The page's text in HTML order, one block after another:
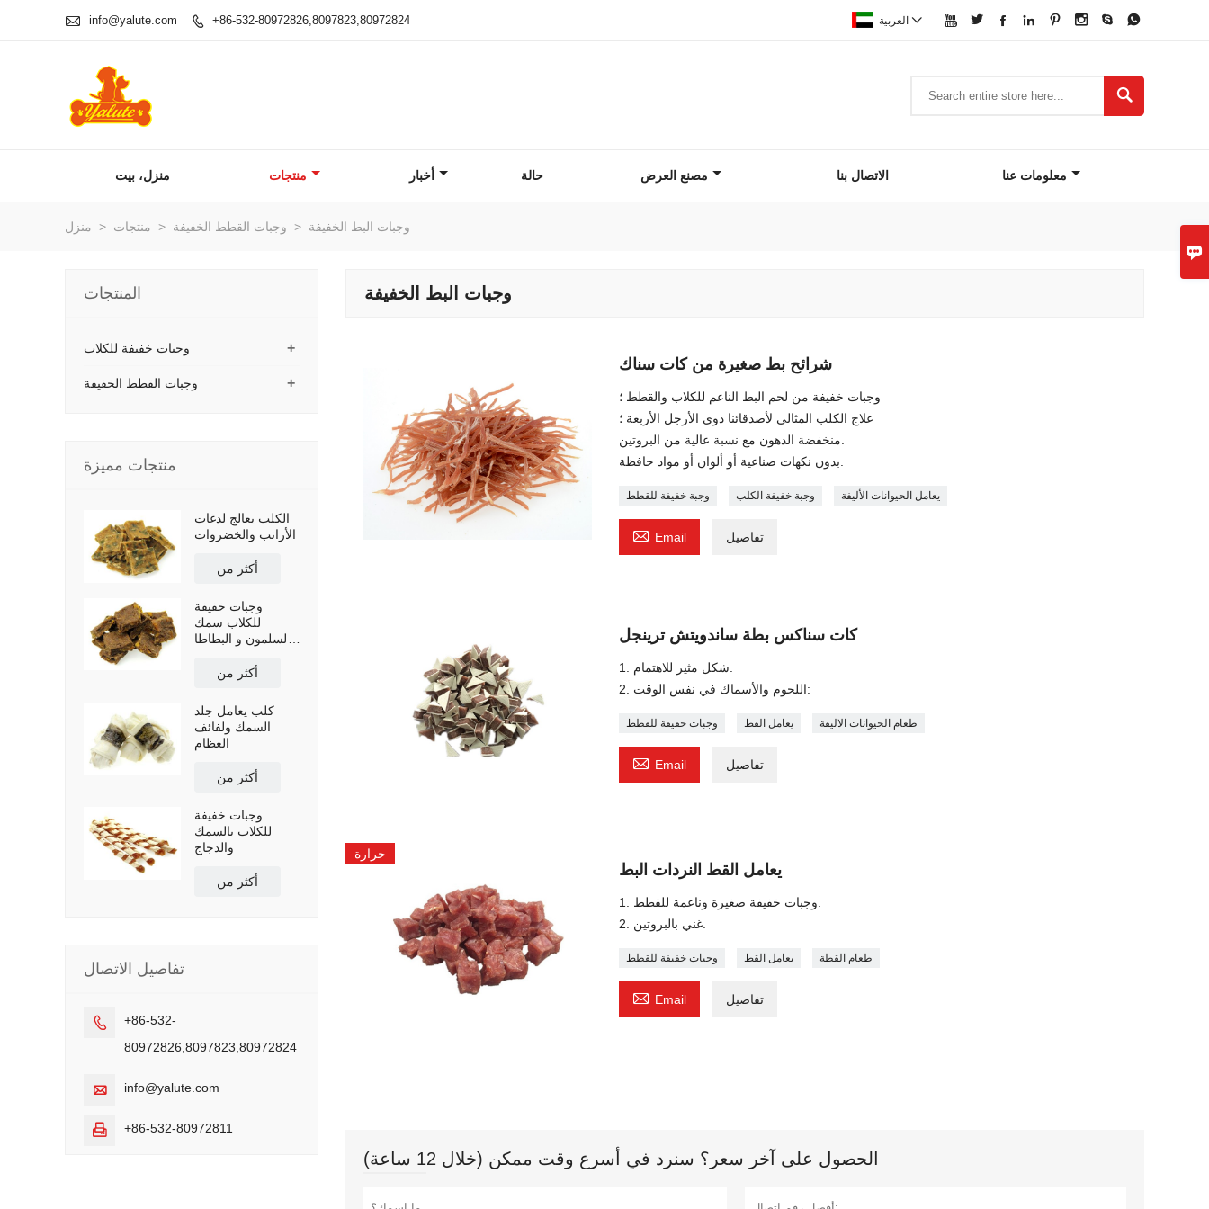

 info@yalute.com  +86-532-80972826,8097823,80972824         العربية 

منزل، بيت منتجات أخبار حالة مصنع العرض الاتصال بنا معلومات عنا
منزل > منتجات > وجبات القطط الخفيفة > وجبات البط الخفيفة
وجبات البط الخفيفة
شرائح بط صغيرة من كات سناك
وجبات خفيفة من لحم البط الناعم للكلاب والقطط ؛
علاج الكلب المثالي لأصدقائنا ذوي الأرجل الأربعة ؛
وجبة خفيفة للقطط وجبة خفيفة الكلب يعامل الحيوانات الأليفة
 Email تفاصيل
كات سناكس بطة ساندويتش ترينجل
2. اللحوم والأسماك في نفس الوقت:
وجبات خفيفة للقطط يعامل القط طعام الحيوانات الاليفة
 Email تفاصيل
حرارة
يعامل القط النردات البط
وجبات خفيفة للقطط يعامل القط طعام القطة
 Email تفاصيل
الحصول على آخر سعر؟ سنرد في أسرع وقت ممكن (خلال 12 ساعة)
المنتجات
+ وجبات خفيفة للكلاب
+ وجبات القطط الخفيفة
منتجات مميزة
الكلب يعالج لدغات
الأرانب والخضروات
أكثر من
وجبات خفيفة
للكلاب سمك
السلمون و البطاطا
أكثر من
كلب يعامل جلد
السمك ولفائف
العظام
أكثر من
وجبات خفيفة
للكلاب بالسمك
والدجاج
أكثر من
تفاصيل الاتصال

+86-532-
80972826,8097823,80972824
 info@yalute.com
 +86-532-80972811